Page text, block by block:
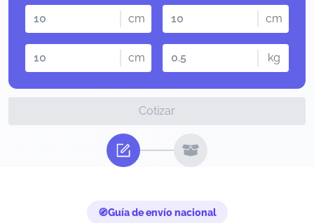
cm cm
cm kg
Cotizar
Guía de envío nacional